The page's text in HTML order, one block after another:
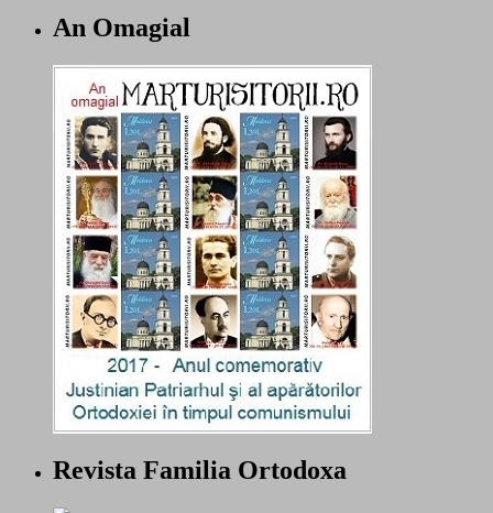
An Omagial
Revista Familia Ortodoxa